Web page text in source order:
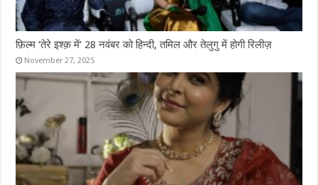
फ़िल्म ‘तेरे इश्क़ में’ 28 नवंबर को हिन्दी, तमिल और तेलुगु में होगी रिलीज़
November 27, 2025